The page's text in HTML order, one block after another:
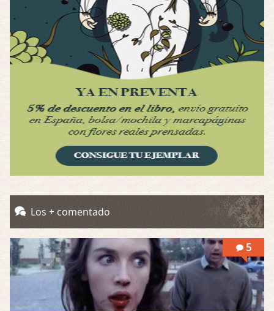
Possession
Por: Luar
Se llama la posesión en castellano, está …
Por: Mariano
Una película normalita, nada del otro mun …
Obsession
Possession
Por: Mountain
Llevo toda una vida para verla y nunca lo …
Los + comentado
5